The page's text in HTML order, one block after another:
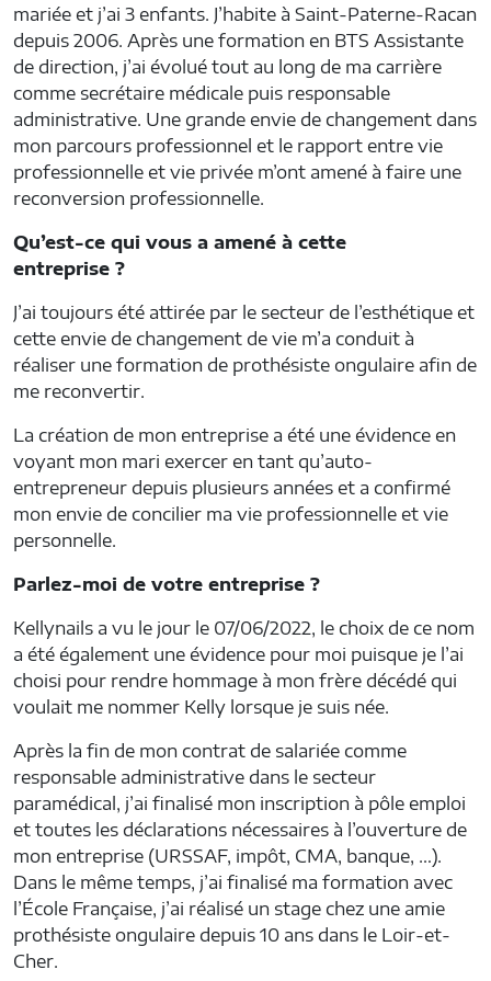
mariée et j’ai 3 enfants. J’habite à Saint-Paterne-Racan
depuis 2006. Après une formation en BTS Assistante
de direction, j’ai évolué tout au long de ma carrière
comme secrétaire médicale puis responsable
administrative. Une grande envie de changement dans
mon parcours professionnel et le rapport entre vie
professionnelle et vie privée m’ont amené à faire une
reconversion professionnelle.
Qu’est-ce qui vous a amené à cette
entreprise ?
J’ai toujours été attirée par le secteur de l’esthétique et
cette envie de changement de vie m’a conduit à
réaliser une formation de prothésiste ongulaire afin de
me reconvertir.
La création de mon entreprise a été une évidence en
voyant mon mari exercer en tant qu’auto-
entrepreneur depuis plusieurs années et a confirmé
mon envie de concilier ma vie professionnelle et vie
personnelle.
Parlez-moi de votre entreprise ?
Kellynails a vu le jour le 07/06/2022, le choix de ce nom
a été également une évidence pour moi puisque je l’ai
choisi pour rendre hommage à mon frère décédé qui
voulait me nommer Kelly lorsque je suis née.
Après la fin de mon contrat de salariée comme
responsable administrative dans le secteur
paramédical, j’ai finalisé mon inscription à pôle emploi
et toutes les déclarations nécessaires à l’ouverture de
mon entreprise (URSSAF, impôt, CMA, banque, …).
Dans le même temps, j’ai finalisé ma formation avec
l’École Française, j’ai réalisé un stage chez une amie
prothésiste ongulaire depuis 10 ans dans le Loir-et-
Cher.